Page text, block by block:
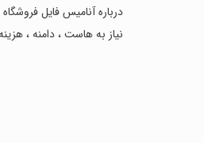
درباره آنامیس فایل
نیاز به هاست ، دامنه ،